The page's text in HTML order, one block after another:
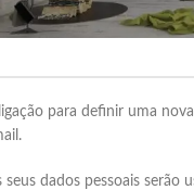
de email*
para definir uma
seus dados pessoais serão